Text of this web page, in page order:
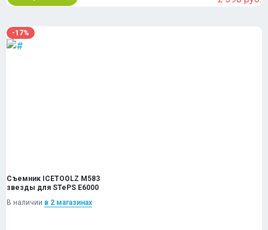
-17%
Съемник ICETOOLZ M583
звезды для STePS E6000
В наличии в 2 магазинах